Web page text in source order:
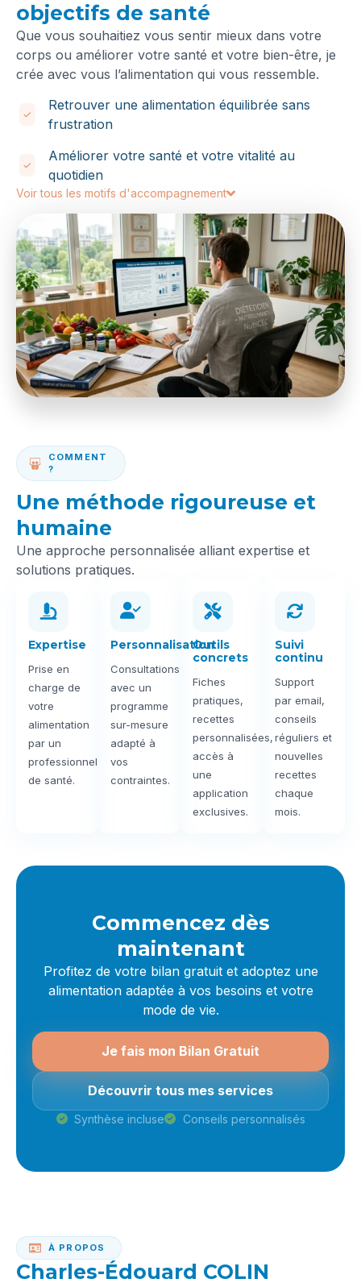
objectifs de santé
Que vous souhaitiez vous sentir mieux dans votre
corps ou améliorer votre santé et votre bien-être, je
crée avec vous l’alimentation qui vous ressemble.
Retrouver une alimentation équilibrée sans
frustration
Améliorer votre santé et votre vitalité au
quotidien
Voir tous les motifs d'accompagnement
COMMENT
?
Une méthode rigoureuse et
humaine
Une approche personnalisée alliant expertise et
solutions pratiques.
Expertise
Prise en
charge de
votre
alimentation
par un
professionnel
de santé.
Personnalisation
Consultations
avec un
programme
sur-mesure
adapté à
vos
contraintes.
Outils
concrets
Fiches
pratiques,
recettes
personnalisées,
accès à
une
application
exclusives.
Suivi
continu
Support
par email,
conseils
réguliers et
nouvelles
recettes
chaque
mois.
Commencez dès
maintenant
Profitez de votre bilan gratuit et adoptez une
alimentation adaptée à vos besoins et votre
mode de vie.
Je fais mon Bilan Gratuit
Découvrir tous mes services
Synthèse incluse Conseils personnalisés
À PROPOS
Charles-Édouard COLIN